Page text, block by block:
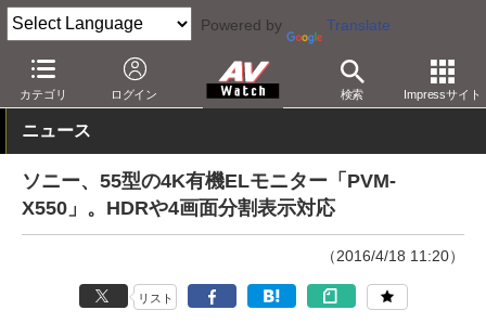
Powered by Translate
カテゴリ ログイン 検索 Impressサイト
AV Watch 製品 映像制作
ニュース
ソニー、55型の4K有機ELモニター「PVM-
X550」。HDRや4画面分割表示対応
（2016/4/18 11:20）
リスト